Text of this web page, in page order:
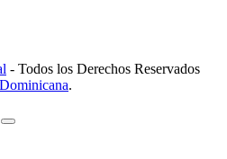
- Todos los Derechos Reservados
.